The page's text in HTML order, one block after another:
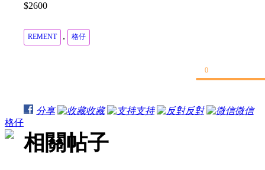
格仔
$2600
REMENT , 格仔
0
分享 收藏 支持 反對 微信
相關帖子